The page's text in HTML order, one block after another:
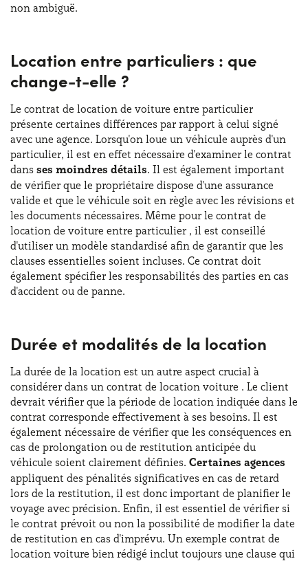
non ambiguë.
Location entre particuliers : que
change-t-elle ?
Le contrat de location de voiture entre particulier
présente certaines différences par rapport à celui signé
avec une agence. Lorsqu'on loue un véhicule auprès d'un
particulier, il est en effet nécessaire d'examiner le contrat
dans ses moindres détails. Il est également important
de vérifier que le propriétaire dispose d'une assurance
valide et que le véhicule soit en règle avec les révisions et
les documents nécessaires. Même pour le contrat de
location de voiture entre particulier , il est conseillé
d'utiliser un modèle standardisé afin de garantir que les
clauses essentielles soient incluses. Ce contrat doit
également spécifier les responsabilités des parties en cas
d'accident ou de panne.
Durée et modalités de la location
La durée de la location est un autre aspect crucial à
considérer dans un contrat de location voiture . Le client
devrait vérifier que la période de location indiquée dans le
contrat corresponde effectivement à ses besoins. Il est
également nécessaire de vérifier que les conséquences en
cas de prolongation ou de restitution anticipée du
véhicule soient clairement définies. Certaines agences
appliquent des pénalités significatives en cas de retard
lors de la restitution, il est donc important de planifier le
voyage avec précision. Enfin, il est essentiel de vérifier si
le contrat prévoit ou non la possibilité de modifier la date
de restitution en cas d'imprévu. Un exemple contrat de
location voiture bien rédigé inclut toujours une clause qui